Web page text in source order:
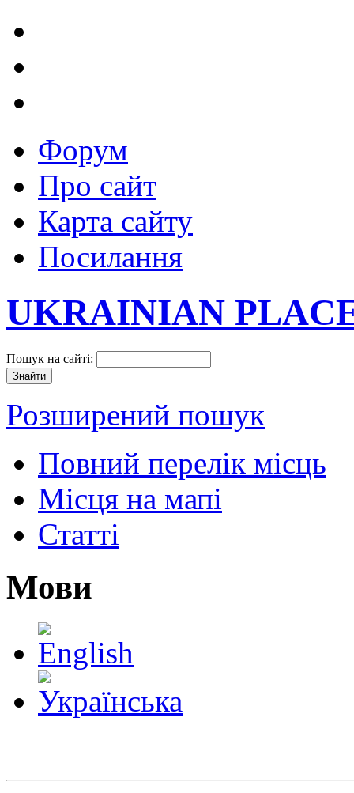
Форум
Про сайт
Карта сайту
Посилання
UKRAINIAN
Пошук на сайті:
Розширений пошук
Повний перелік місць
Місця на мапі
Статті
Мови